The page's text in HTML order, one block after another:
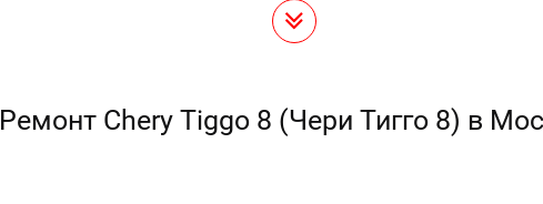
Ремонт Chery Tiggo 8 (Чери Тигго 8) в